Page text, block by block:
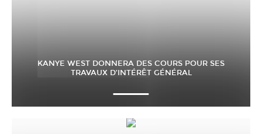
KANYE WEST DONNERA DES COURS POUR SES
TRAVAUX D’INTÉRÊT GÉNÉRAL